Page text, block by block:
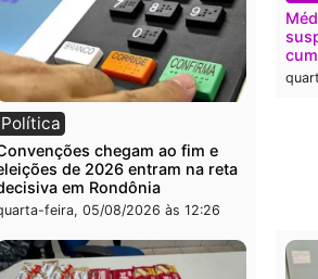
Polícia
Furto de energia já levou mais de
80 para a prisão em 2026